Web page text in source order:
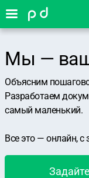
Мы — ваш
Объясним
Разработаем
самый маленький.
Все это — онлайн,